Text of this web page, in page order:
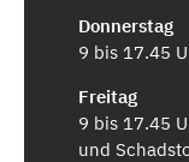
Donnerstag
9 bis 17.45
Freitag
9 bis 17.45
und